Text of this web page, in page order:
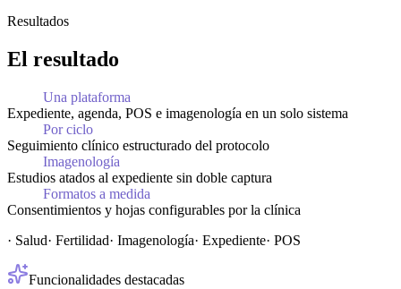
Resultados
El resultado
Una plataforma
Expediente, agenda, POS e imagenología en un solo sistema
Por ciclo
Seguimiento clínico estructurado del protocolo
Imagenología
Estudios atados al expediente sin doble captura
Formatos a medida
Consentimientos y hojas configurables por la clínica
· Salud· Fertilidad· Imagenología· Expediente· POS
Funcionalidades destacadas